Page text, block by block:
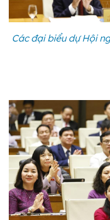
Các đại biểu dự Hội